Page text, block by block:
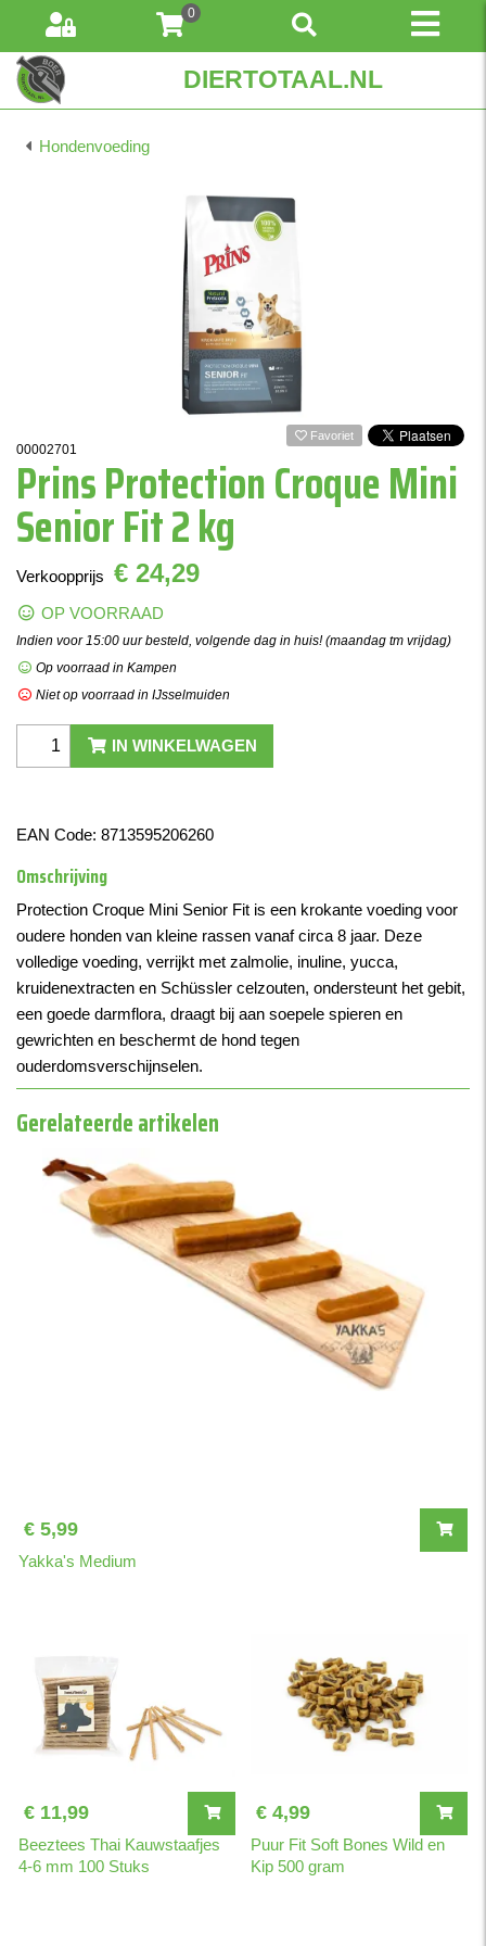
DIERTOTAAL.NL
0
Hondenvoeding
Favoriet
00002701
Prins Protection Croque Mini
Senior Fit 2 kg
Verkoopprijs € 24,29
OP VOORRAAD
Indien voor 15:00 uur besteld, volgende dag in huis! (maandag tm vrijdag)
Op voorraad in Kampen
Niet op voorraad in IJsselmuiden
IN WINKELWAGEN
EAN Code: 8713595206260
Omschrijving
Protection Croque Mini Senior Fit is een krokante voeding voor
oudere honden van kleine rassen vanaf circa 8 jaar. Deze
volledige voeding, verrijkt met zalmolie, inuline, yucca,
kruidenextracten en Schüssler celzouten, ondersteunt het gebit,
een goede darmflora, draagt bij aan soepele spieren en
gewrichten en beschermt de hond tegen
ouderdomsverschijnselen.
Gerelateerde artikelen
€ 5,99
Yakka's Medium
€ 11,99
Beeztees Thai Kauwstaafjes
4-6 mm 100 Stuks
€ 4,99
Puur Fit Soft Bones Wild en
Kip 500 gram